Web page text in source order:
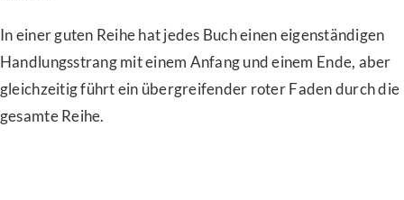
In einer guten Reihe hat jedes Buch einen eigenständigen
Handlungsstrang mit einem Anfang und einem Ende, aber
gleichzeitig führt ein übergreifender roter Faden durch die
gesamte Reihe.